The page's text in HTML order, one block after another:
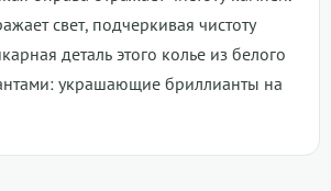
свет, подчеркивая чистоту
деталь этого колье из белого
украшающие бриллианты на